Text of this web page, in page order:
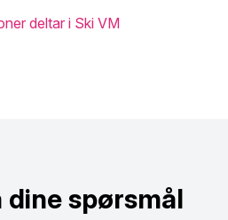
deltar i Ski VM
dine spørsmål